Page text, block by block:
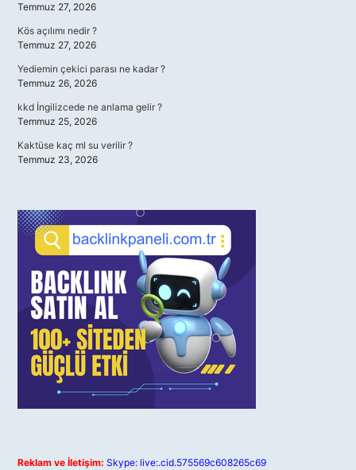
Temmuz 27, 2026
Kös açılımı nedir ?
Temmuz 27, 2026
Yediemin çekici parası ne kadar ?
Temmuz 26, 2026
kkd İngilizcede ne anlama gelir ?
Temmuz 25, 2026
Kaktüse kaç ml su verilir ?
Temmuz 23, 2026
Reklam ve İletişim: Skype: live:.cid.575569c608265c69